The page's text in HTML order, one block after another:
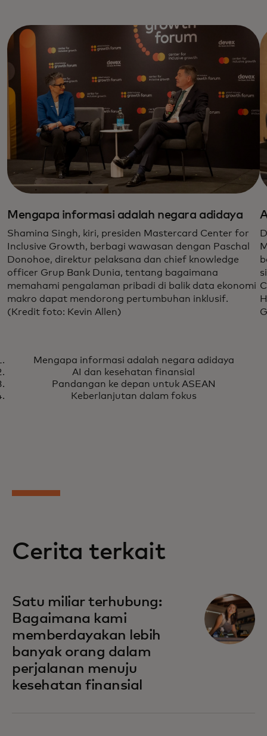
Mengapa informasi adalah negara adidaya
Shamina Singh, kiri, presiden Mastercard Center for
Inclusive Growth, berbagi wawasan dengan Paschal
Donohoe, direktur pelaksana dan chief knowledge
officer Grup Bank Dunia, tentang bagaimana
memahami pengalaman pribadi di balik data ekonomi
makro dapat mendorong pertumbuhan inklusif.
(Kredit foto: Kevin Allen)
Mengapa informasi adalah negara adidaya
AI dan kesehatan finansial
Pandangan ke depan untuk ASEAN
Keberlanjutan dalam fokus
Cerita terkait
Satu miliar terhubung:
Bagaimana kami
memberdayakan lebih
banyak orang dalam
perjalanan menuju
kesehatan finansial